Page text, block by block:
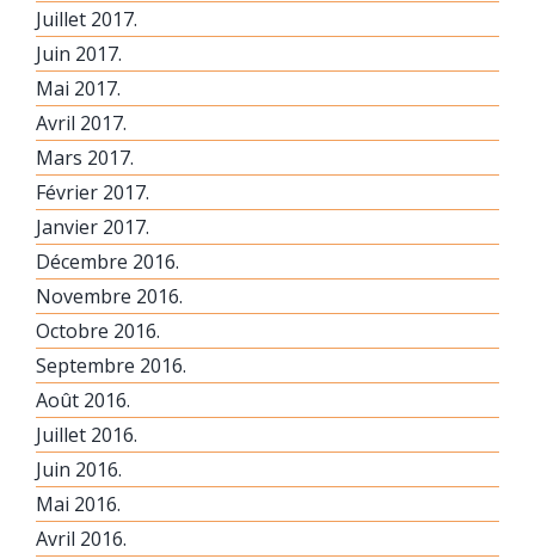
Juillet 2017.
Juin 2017.
Mai 2017.
Avril 2017.
Mars 2017.
Février 2017.
Janvier 2017.
Décembre 2016.
Novembre 2016.
Octobre 2016.
Septembre 2016.
Août 2016.
Juillet 2016.
Juin 2016.
Mai 2016.
Avril 2016.